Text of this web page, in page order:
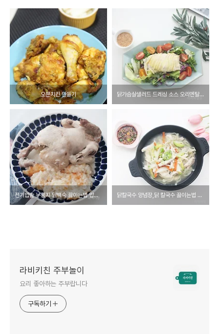
오븐치킨 만들기 닭가슴살샐러드 드레싱 소스 오리엔탈드레싱 만들기
전기밥솥 누룽지 닭백숙 끓이는법 압력솥 닭한마리 레시피 닭칼국수 양념장,닭 칼국수 끓이는법 소스 다대기 레시피 칼국수면
라비키친 주부놀이
요리 좋아하는 주부랍니다
구독하기